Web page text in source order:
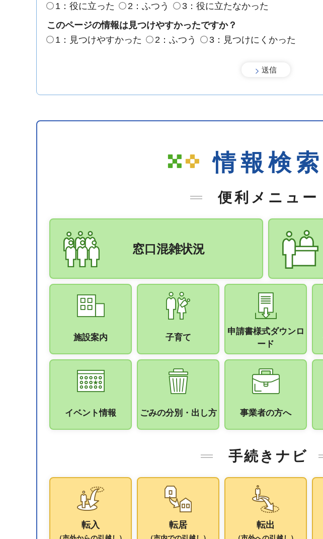
1：役に立った
2：ふつう
3：役に立たなかった
このページの情報は見つけやすかったですか？
1：見つけやすかった
2：ふつう 3：見つけにくかった
情報検索
便利メニュー
窓口混雑状況
施設案内 子育て
申請書様式ダウンロ
ード
イベント情報 ごみの分別・出し方 事業者の方へ
手続きナビ
転入 転居 転出